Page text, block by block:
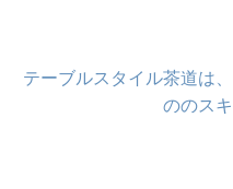
テーブルスタイル茶道は
ののスキ